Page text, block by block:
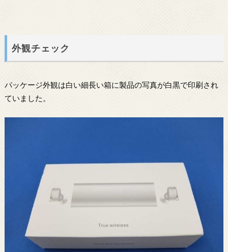
外観チェック
パッケージ外観は白い細長い箱に製品の写真が白黒で印刷され
ていました。